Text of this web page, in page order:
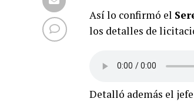
Así lo confirmó el
los detalles de
Detalló además el